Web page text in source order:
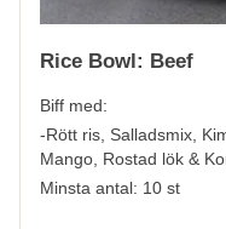
Rice Bowl: Beef
Biff med:
-Rött ris, Salladsmix,
Mango, Rostad lök &
Minsta antal: 10 st